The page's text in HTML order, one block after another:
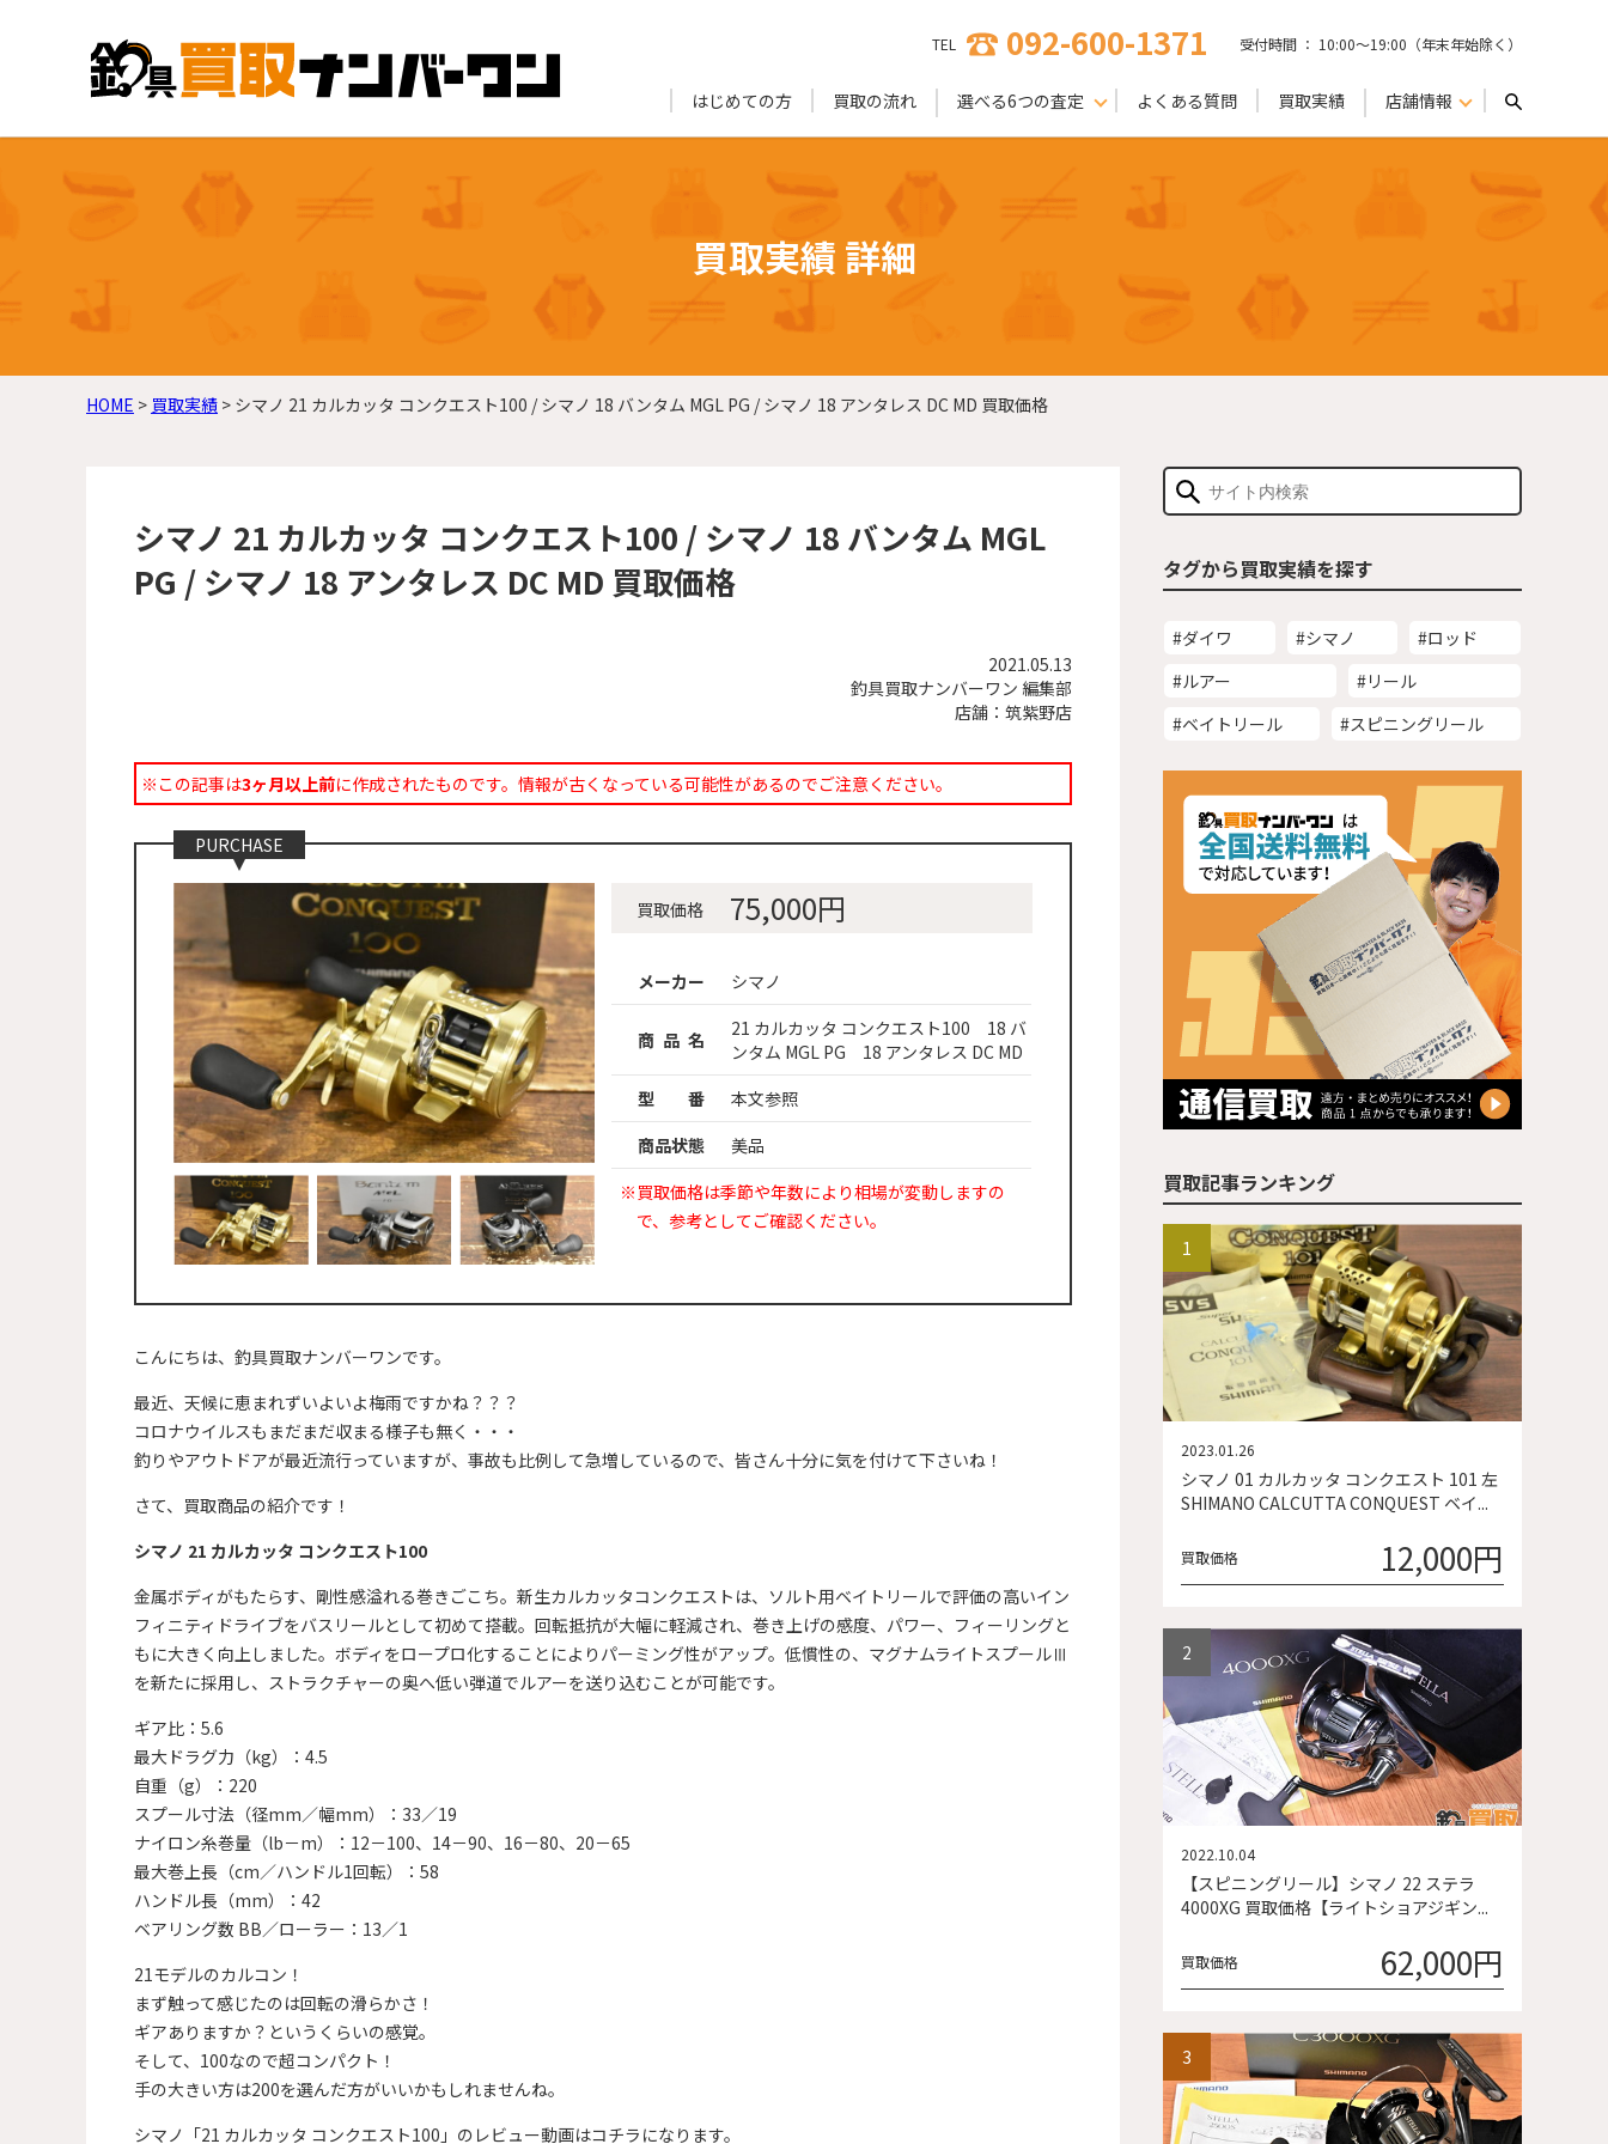
TEL 092-600-1371 受付時間 ： 10:00〜19:00（年末年始除く）
はじめての方 買取の流れ 選べる6つの査定 よくある質問 買取実績 店舗情報
買取実績 詳細
HOME > 買取実績 > シマノ 21 カルカッタ コンクエスト100 / シマノ 18 バンタム MGL PG / シマノ 18 アンタレス DC MD 買取価格
シマノ 21 カルカッタ コンクエスト100 / シマノ 18 バンタム MGL
PG / シマノ 18 アンタレス DC MD 買取価格
2021.05.13
釣具買取ナンバーワン 編集部
店舗：筑紫野店
※この記事は3ヶ月以上前に作成されたものです。情報が古くなっている可能性があるのでご注意ください。
PURCHASE
買取価格 75,000円
メーカー シマノ
商 品 名
21 カルカッタ コンクエスト100 18 バ
ンタム MGL PG 18 アンタレス DC MD
型 番
本文参照
商品状態
美品
※買取価格は季節や年数により相場が変動しますの
で、参考としてご確認ください。
こんにちは、釣具買取ナンバーワンです。
最近、天候に恵まれずいよいよ梅雨ですかね？？？
コロナウイルスもまだまだ収まる様子も無く・・・
釣りやアウトドアが最近流行っていますが、事故も比例して急増しているので、皆さん十分に気を付けて下さいね！
さて、買取商品の紹介です！
シマノ 21 カルカッタ コンクエスト100
金属ボディがもたらす、剛性感溢れる巻きごこち。新生カルカッタコンクエストは、ソルト用ベイトリールで評価の高いイン
フィニティドライブをバスリールとして初めて搭載。回転抵抗が大幅に軽減され、巻き上げの感度、パワー、フィーリングと
もに大きく向上しました。ボディをロープロ化することによりパーミング性がアップ。低慣性の、マグナムライトスプールⅢ
を新たに採用し、ストラクチャーの奥へ低い弾道でルアーを送り込むことが可能です。
ギア比：5.6
最大ドラグ力（kg）：4.5
自重（g）：220
スプール寸法（径mm／幅mm）：33／19
ナイロン糸巻量（lb－m）：12－100、14－90、16－80、20－65
最大巻上長（cm／ハンドル1回転）：58
ハンドル長（mm）：42
ベアリング数 BB／ローラー：13／1
21モデルのカルコン！
まず触って感じたのは回転の滑らかさ！
ギアありますか？というくらいの感覚。
そして、100なので超コンパクト！
手の大きい方は200を選んだ方がいいかもしれませんね。
シマノ「21 カルカッタ コンクエスト100」のレビュー動画はコチラになります。
タグから買取実績を探す
#ダイワ #シマノ
#ロッド
#ルアー
#リール
#ベイトリール
#スピニングリール
買取記事ランキング
シマノ 01 カルカッタ コンクエスト 101 左
SHIMANO CALCUTTA CONQUEST ベイ...
2023.01.26
買取価格 12,000円
【スピニングリール】シマノ 22 ステラ
4000XG 買取価格【ライトショアジギン...
2022.10.04
買取価格 62,000円